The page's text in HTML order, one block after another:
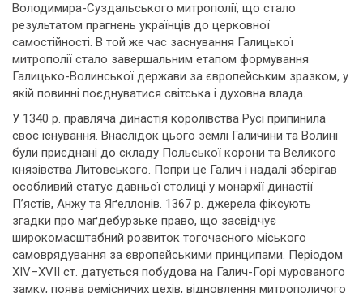
Володимира-Суздальського митрополії, що стало
результатом прагнень українців до церковної
самостійності. В той же час заснування Галицької
митрополії стало завершальним етапом формування
Галицько-Волинської держави за європейським зразком, у
якій повинні поєднуватися світська і духовна влада.
У 1340 р. правляча династія королівства Русі припинила
своє існування. Внаслідок цього землі Галичини та Волині
були приєднані до складу Польської корони та Великого
князівства Литовського. Попри це Галич і надалі зберігав
особливий статус давньої столиці у монархії династії
П’ястів, Анжу та Яґеллонів. 1367 р. джерела фіксують
згадки про маґдебурзьке право, що засвідчує
широкомасштабний розвиток тогочасного міського
самоврядування за європейськими принципами. Періодом
XIV–XVIІ ст. датується побудова на Галич-Горі мурованого
замку, поява ремісничих цехів, відновлення митрополичого